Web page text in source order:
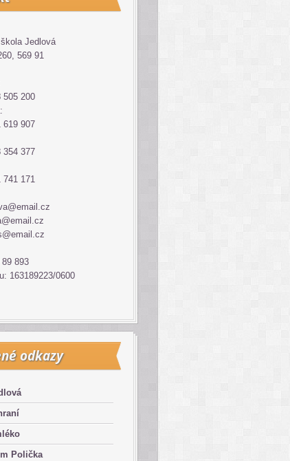
Jedlová
569 91
505 200
619 907
354 377
741 171
89 893
163189223/0600
odkazy
Polička